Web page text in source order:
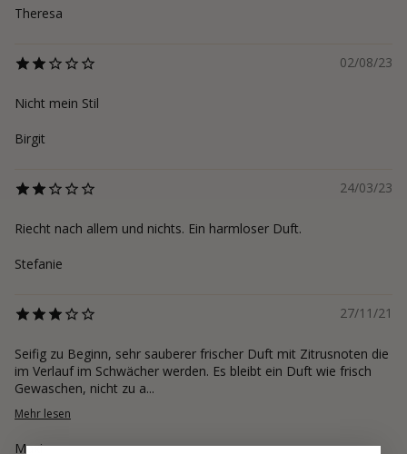
Theresa
02/08/23
Nicht mein Stil
Birgit
24/03/23
Riecht nach allem und nichts. Ein harmloser Duft.
Stefanie
27/11/21
Seifig zu Beginn, sehr sauberer frischer Duft mit Zitrusnoten die
im Verlauf im Schwächer werden. Es bleibt ein Duft wie frisch
Gewaschen, nicht zu a...
Mehr lesen
Maxi